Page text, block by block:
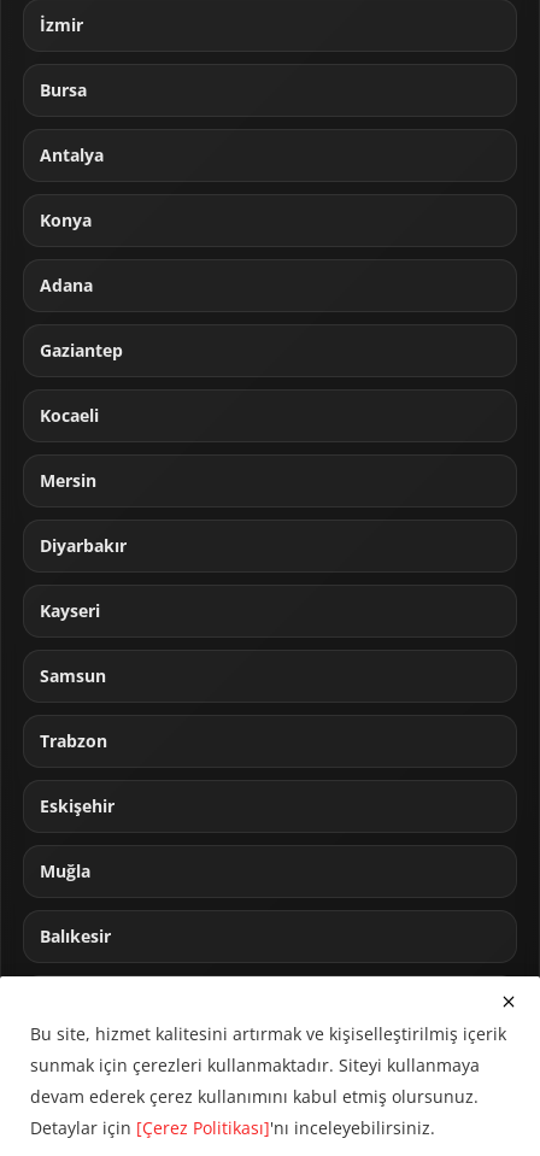
İzmir
Bursa
Antalya
Konya
Adana
Gaziantep
Kocaeli
Mersin
Diyarbakır
Kayseri
Samsun
Trabzon
Eskişehir
Muğla
Balıkesir
Bu site, hizmet kalitesini artırmak ve kişiselleştirilmiş içerik
sunmak için çerezleri kullanmaktadır. Siteyi kullanmaya
devam ederek çerez kullanımını kabul etmiş olursunuz.
Detaylar için [Çerez Politikası]'nı inceleyebilirsiniz.